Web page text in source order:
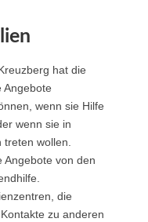
hat die
Angebote
wenn sie Hilfe
wenn sie in
wollen.
Angebote von den
die
zu anderen